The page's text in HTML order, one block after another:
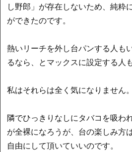
し野郎」が存在しないため、純粋
ができたのです。
熱いリーチを外し台パンする人も
るなら、とマックスに設定する人
私はそれらは全く気になりません。
隣でひっきりなしにタバコを吸わ
が全裸になろうが、台の楽しみ方
自由にして頂いていいのです。